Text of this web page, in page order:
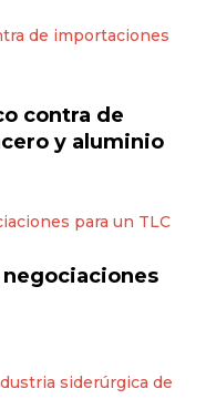
contra de
y aluminio
negociaciones